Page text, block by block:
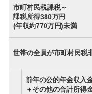
市町村民税課税～
課税所得380万円
(年収約770万円)未満
世帯の全員が市町村民税
前年の公的年金収入
＋その他の合計所得